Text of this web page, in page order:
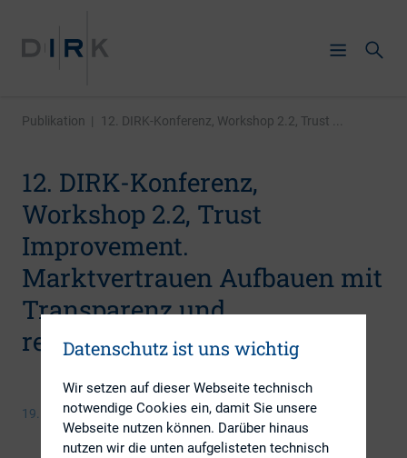
Publikation | 12. DIRK-Konferenz, Workshop 2.2, Trust ...
12. DIRK-Konferenz,
Workshop 2.2, Trust
Improvement.
Marktvertrauen Aufbauen mit
Transparenz und
rechtssicherem Reporting
19. Mai 2009
Datenschutz ist uns wichtig
Wir setzen auf dieser Webseite technisch
notwendige Cookies ein, damit Sie unsere
Webseite nutzen können. Darüber hinaus
nutzen wir die unten aufgelisteten technisch